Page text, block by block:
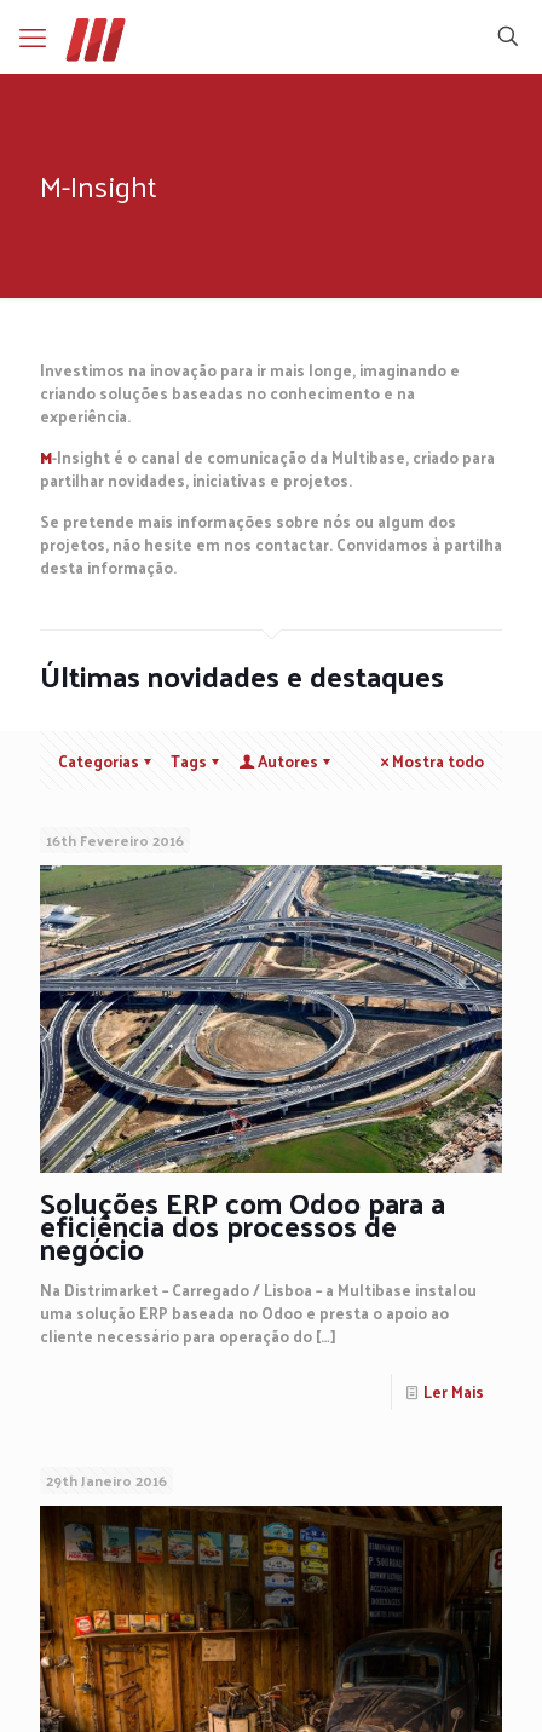
M-Insight
Investimos na inovação para ir mais longe, imaginando e
criando soluções baseadas no conhecimento e na
experiência.
M-Insight é o canal de comunicação da Multibase, criado para
partilhar novidades, iniciativas e projetos.
Se pretende mais informações sobre nós ou algum dos
projetos, não hesite em nos contactar. Convidamos à partilha
desta informação.
Últimas novidades e destaques
Categorias Tags Autores Mostra todo
16th Fevereiro 2016
Soluções ERP com Odoo para a
eficiência dos processos de
negócio
Na Distrimarket – Carregado / Lisboa – a Multibase instalou
uma solução ERP baseada no Odoo e presta o apoio ao
cliente necessário para operação do[…]
Ler Mais
29th Janeiro 2016